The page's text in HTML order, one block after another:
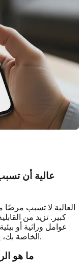
كبير. تزيد من
عوامل وراثية أو
الخاصة في دقائق قليلة.
ما هو